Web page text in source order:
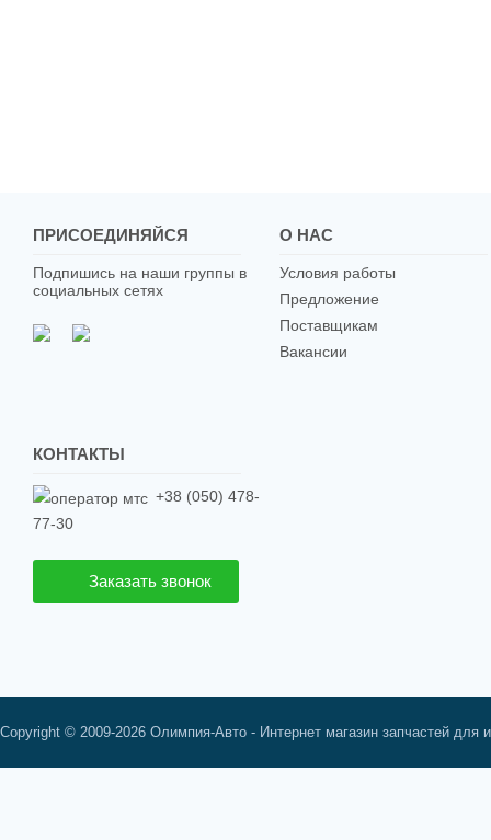
ПРИСОЕДИНЯЙСЯ
Подпишись на наши группы в
социальных сетях
О НАС
Условия работы
Предложение
Поставщикам
Вакансии
КОНТАКТЫ
+38 (050) 478-
77-30
Заказать звонок
Copyright © 2009-2026 Олимпия-Авто - Интернет магазин запчастей для